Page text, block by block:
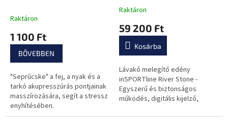
Raktáron
1 100 Ft
BŐVEBBEN
"Seprűcske" a fej, a nyak és a
tarkó akupresszúrás pontjainak
masszírozására, segít a stressz
enyhítésében.
Stone PRO
A
átlagos
értékelése
0,0
csillag.
Raktáron
59 200 Ft
Kosárba
Lávakő melegítő edény
inSPORTline River Stone -
Egyszerű és biztonságos
működés, digitális kijelző,
minőségű anyag, hosszú